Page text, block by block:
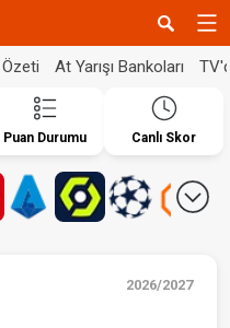
At Yarışı Bankoları
Puan Durumu Canlı Skor
2026/2027